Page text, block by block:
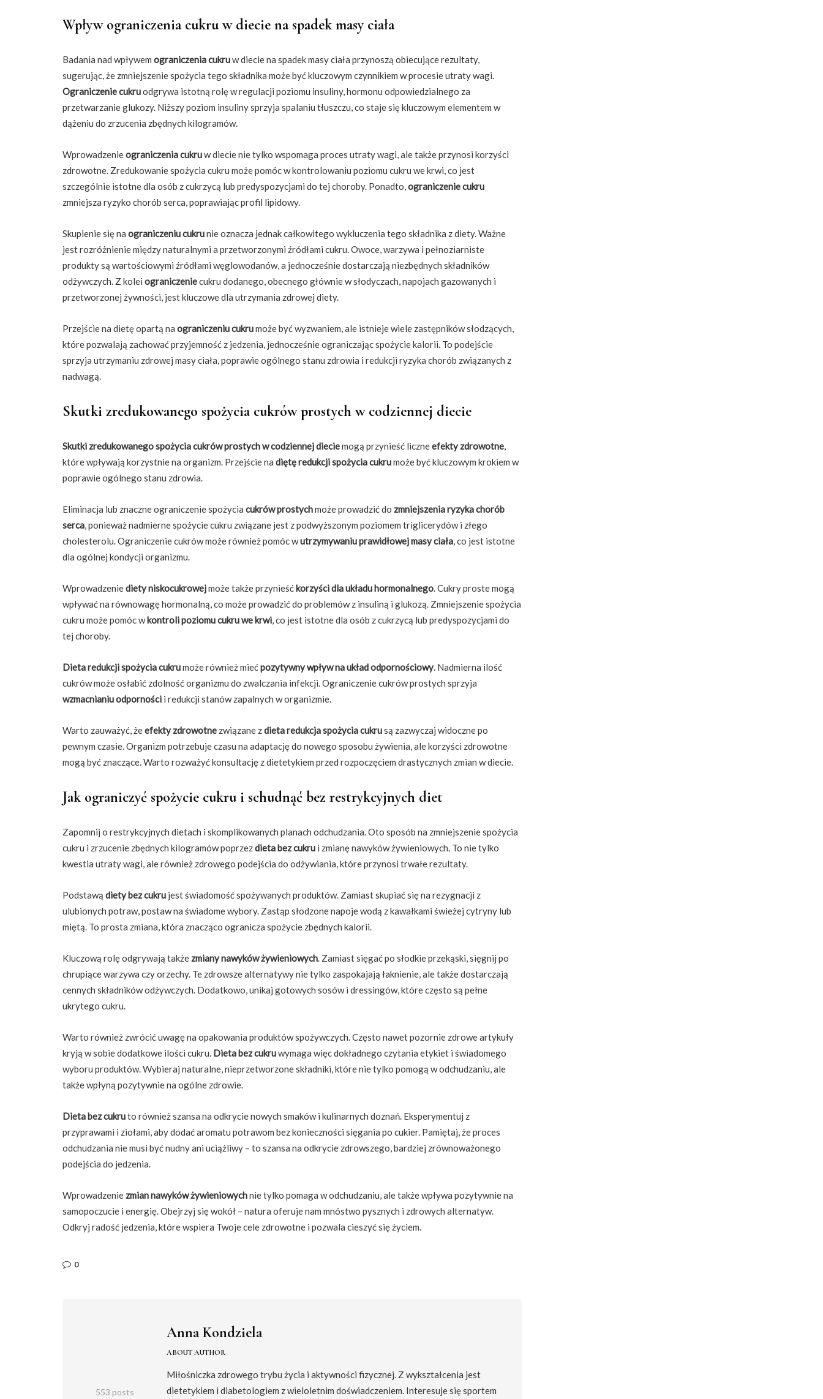
Wpływ ograniczenia cukru w diecie na spadek masy ciała
Badania nad wpływem ograniczenia cukruw diecie na spadek masy ciała przynoszą obiecujące rezultaty,
sugerując, że zmniejszenie spożycia tego składnika może być kluczowym czynnikiem w procesie utraty wagi.
Ograniczenie cukruodgrywa istotną rolę w regulacji poziomu insuliny, hormonu odpowiedzialnego za
przetwarzanie glukozy. Niższy poziom insuliny sprzyja spalaniu tłuszczu, co staje się kluczowym elementem w
dążeniu do zrzucenia zbędnych kilogramów.
Wprowadzenieograniczenia cukruw diecie nie tylko wspomaga proces utraty wagi, ale także przynosi korzyści
zdrowotne. Zredukowanie spożycia cukru może pomóc w kontrolowaniu poziomu cukru we krwi, co jest
szczególnie istotne dla osób z cukrzycą lub predyspozycjami do tej choroby. Ponadto,ograniczenie cukru
zmniejsza ryzyko chorób serca, poprawiając profil lipidowy.
Skupienie się na ograniczeniu cukrunie oznacza jednak całkowitego wykluczenia tego składnika z diety. Ważne
jest rozróżnienie między naturalnymi a przetworzonymi źródłami cukru. Owoce, warzywa i pełnoziarniste
produkty są wartościowymi źródłami węglowodanów, a jednocześnie dostarczają niezbędnych składników
odżywczych. Z kolei ograniczeniecukru dodanego, obecnego głównie w słodyczach, napojach gazowanych i
przetworzonej żywności, jest kluczowe dla utrzymania zdrowej diety.
Przejście na dietę opartą na ograniczeniu cukrumoże być wyzwaniem, ale istnieje wiele zastępników słodzących,
które pozwalają zachować przyjemność z jedzenia, jednocześnie ograniczając spożycie kalorii. To podejście
sprzyja utrzymaniu zdrowej masy ciała, poprawie ogólnego stanu zdrowia i redukcji ryzyka chorób związanych z
nadwagą.
Skutki zredukowanego spożycia cukrów prostych w codziennej diecie
Skutki zredukowanego spożyciacukrów prostychw codziennej dieciemogą przynieść liczneefekty zdrowotne,
które wpływają korzystnie na organizm. Przejście na diętę redukcji spożycia cukrumoże być kluczowym krokiem w
poprawie ogólnego stanu zdrowia.
Eliminacja lub znaczne ograniczenie spożycia cukrów prostychmoże prowadzić do zmniejszenia ryzyka chorób
serca, ponieważ nadmierne spożycie cukru związane jest z podwyższonym poziomem triglicerydów i złego
cholesterolu. Ograniczenie cukrów może również pomóc wutrzymywaniu prawidłowej masy ciała, co jest istotne
dla ogólnej kondycji organizmu.
Wprowadzeniediety niskocukrowejmoże także przynieśćkorzyści dla układu hormonalnego. Cukry proste mogą
wpływać na równowagę hormonalną, co może prowadzić do problemów z insuliną i glukozą. Zmniejszenie spożycia
cukru może pomóc wkontroli poziomu cukru we krwi, co jest istotne dla osób z cukrzycą lub predyspozycjami do
tej choroby.
Dieta redukcji spożycia cukrumoże również miećpozytywny wpływ na układ odpornościowy. Nadmierna ilość
cukrów może osłabić zdolność organizmu do zwalczania infekcji. Ograniczenie cukrów prostych sprzyja
wzmacnianiu odporności i redukcji stanów zapalnych w organizmie.
Warto zauważyć, żeefekty zdrowotne związane zdieta redukcja spożycia cukrusą zazwyczaj widoczne po
pewnym czasie. Organizm potrzebuje czasu na adaptację do nowego sposobu żywienia, ale korzyści zdrowotne
mogą być znaczące. Warto rozważyć konsultację z dietetykiem przed rozpoczęciem drastycznych zmian w diecie.
Jak ograniczyć spożycie cukru i schudnąć bez restrykcyjnych diet
Zapomnij o restrykcyjnych dietach i skomplikowanych planach odchudzania. Oto sposób na zmniejszenie spożycia
cukru i zrzucenie zbędnych kilogramów poprzezdieta bez cukru i zmianę nawyków żywieniowych. To nie tylko
kwestia utraty wagi, ale również zdrowego podejścia do odżywiania, które przynosi trwałe rezultaty.
Podstawą diety bez cukru jest świadomość spożywanych produktów. Zamiast skupiać się na rezygnacji z
ulubionych potraw, postaw na świadome wybory. Zastąp słodzone napoje wodą z kawałkami świeżej cytryny lub
miętą. To prosta zmiana, która znacząco ogranicza spożycie zbędnych kalorii.
Kluczową rolę odgrywają także zmiany nawyków żywieniowych. Zamiast sięgać po słodkie przekąski, sięgnij po
chrupiące warzywa czy orzechy. Te zdrowsze alternatywy nie tylko zaspokajają łaknienie, ale także dostarczają
cennych składników odżywczych. Dodatkowo, unikaj gotowych sosów i dressingów, które często są pełne
ukrytego cukru.
Warto również zwrócić uwagę na opakowania produktów spożywczych. Często nawet pozornie zdrowe artykuły
kryją w sobie dodatkowe ilości cukru. Dieta bez cukruwymaga więc dokładnego czytania etykiet i świadomego
wyboru produktów. Wybieraj naturalne, nieprzetworzone składniki, które nie tylko pomogą w odchudzaniu, ale
także wpłyną pozytywnie na ogólne zdrowie.
Dieta bez cukruto również szansa na odkrycie nowych smaków i kulinarnych doznań. Eksperymentuj z
przyprawami i ziołami, aby dodać aromatu potrawom bez konieczności sięgania po cukier. Pamiętaj, że proces
odchudzania nie musi być nudny ani uciążliwy – to szansa na odkrycie zdrowszego, bardziej zrównoważonego
podejścia do jedzenia.
Wprowadzenie zmian nawyków żywieniowychnie tylko pomaga w odchudzaniu, ale także wpływa pozytywnie na
samopoczucie i energię. Obejrzyj się wokół – natura oferuje nam mnóstwo pysznych i zdrowych alternatyw.
Odkryj radość jedzenia, które wspiera Twoje cele zdrowotne i pozwala cieszyć się życiem.
0
553 posts
Anna Kondziela
ABOUT AUTHOR
Miłośniczka zdrowego trybu życia i aktywności fizycznej. Z wykształcenia jest
dietetykiem i diabetologiem z wieloletnim doświadczeniem. Interesuje się sportem